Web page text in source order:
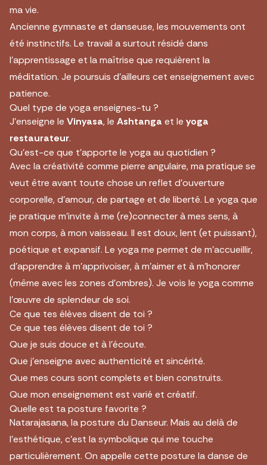
ma vie.
Ancienne gymnaste et danseuse, les mouvements ont
été instinctifs. Le travail a surtout résidé dans
l’apprentissage et la maîtrise que requièrent la
méditation. Je poursuis d’ailleurs cet enseignement avec
patience.
Quel type de yoga enseignes-tu ?
J’enseigne le Vinyasa, le Ashtanga et le yoga
restaurateur.
Qu’est-ce que t’apporte le yoga au quotidien ?
Avec la créativité comme pierre angulaire, ma pratique se
veut être avant toute chose un reflet d’ouverture
corporelle, d’amour, de partage et de liberté. Le yoga que
je pratique m’invite à me (re)connecter à mes sens, à
mon corps, à mon vaisseau. Il est doux, lent (et puissant),
poétique et expansif. Le yoga me permet de m’accueillir,
d’apprendre à m’apprivoiser, à m’aimer et à m’honorer
(même avec les zones d’ombres). Je vois le yoga comme
l’œuvre de splendeur de soi.
Ce que tes élèves disent de toi ?
Ce que tes élèves disent de toi ?
Que je suis douce et à l’écoute.
Que j’enseigne avec authenticité et sincérité.
Que mes cours sont complets et bien construits.
Que mon enseignement est varié et créatif.
Quelle est ta posture favorite ?
Natarajasana, la posture du Danseur. Mais au delà de
l’esthétique, c’est la symbolique qui me touche
particulièrement. On appelle cette posture la danse de